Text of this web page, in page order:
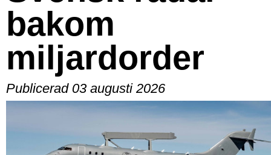
bakom
miljardorder
Publicerad 03 augusti 2026